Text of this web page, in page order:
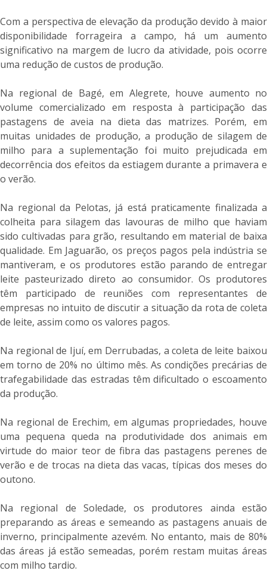
Com a perspectiva de elevação da produção devido à maior
disponibilidade forrageira a campo, há um aumento
significativo na margem de lucro da atividade, pois ocorre
uma redução de custos de produção.
Na regional de Bagé, em Alegrete, houve aumento no
volume comercializado em resposta à participação das
pastagens de aveia na dieta das matrizes. Porém, em
muitas unidades de produção, a produção de silagem de
milho para a suplementação foi muito prejudicada em
decorrência dos efeitos da estiagem durante a primavera e
o verão.
Na regional da Pelotas, já está praticamente finalizada a
colheita para silagem das lavouras de milho que haviam
sido cultivadas para grão, resultando em material de baixa
qualidade. Em Jaguarão, os preços pagos pela indústria se
mantiveram, e os produtores estão parando de entregar
leite pasteurizado direto ao consumidor. Os produtores
têm participado de reuniões com representantes de
empresas no intuito de discutir a situação da rota de coleta
de leite, assim como os valores pagos.
Na regional de Ijuí, em Derrubadas, a coleta de leite baixou
em torno de 20% no último mês. As condições precárias de
trafegabilidade das estradas têm dificultado o escoamento
da produção.
Na regional de Erechim, em algumas propriedades, houve
uma pequena queda na produtividade dos animais em
virtude do maior teor de fibra das pastagens perenes de
verão e de trocas na dieta das vacas, típicas dos meses do
outono.
Na regional de Soledade, os produtores ainda estão
preparando as áreas e semeando as pastagens anuais de
inverno, principalmente azevém. No entanto, mais de 80%
das áreas já estão semeadas, porém restam muitas áreas
com milho tardio.